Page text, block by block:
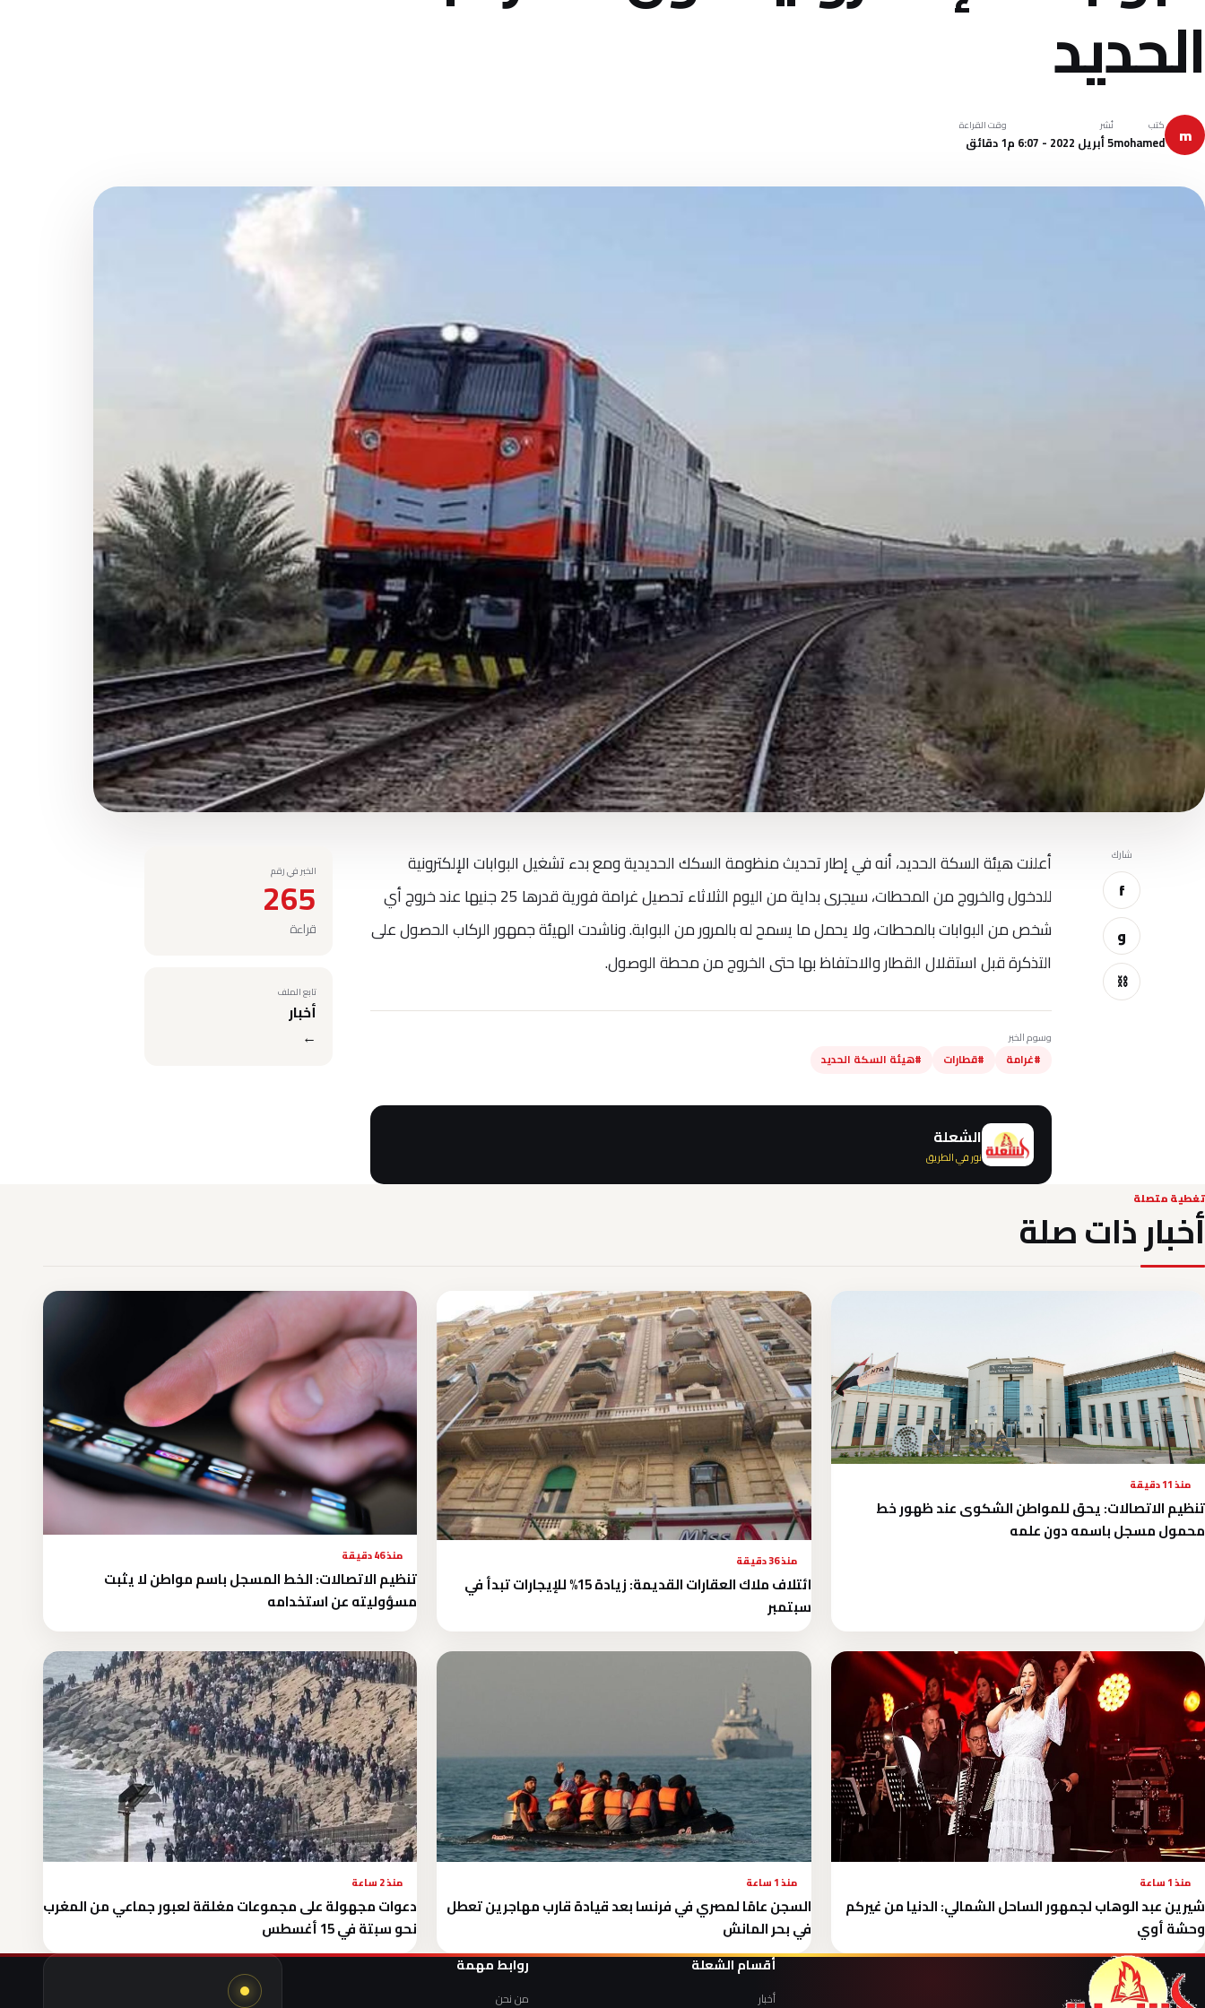
الحديد
m كتب
mohamed
نُشر
5 أبريل 2022 - 6:07 م
وقت القراءة
1 دقائق
شارك
f
و
⛓
أعلنت هيئة السكة الحديد، أنه في إطار تحديث منظومة السكك الحديدية ومع بدء تشغيل البوابات الإلكترونية
للدخول والخروج من المحطات، سيجرى بداية من اليوم الثلاثاء تحصيل غرامة فورية قدرها 25 جنيها عند خروج أي
شخص من البوابات بالمحطات، ولا يحمل ما يسمح له بالمرور من البوابة. وناشدت الهيئة جمهور الركاب الحصول على
التذكرة قبل استقلال القطار والاحتفاظ بها حتى الخروج من محطة الوصول.
وسوم الخبر
#غرامة #قطارات #هيئة السكة الحديد
الشعلة
نور في الطريق
الخبر في رقم
265
قراءة
تابع الملف
أخبار
←
تغطية متصلة
أخبار ذات صلة
منذ 11 دقيقة
تنظيم الاتصالات: يحق للمواطن الشكوى عند ظهور خط
محمول مسجل باسمه دون علمه
منذ 36 دقيقة
ائتلاف ملاك العقارات القديمة: زيادة 15% للإيجارات تبدأ في
سبتمبر
منذ 46 دقيقة
تنظيم الاتصالات: الخط المسجل باسم مواطن لا يثبت
مسؤوليته عن استخدامه
منذ 1 ساعة
شيرين عبد الوهاب لجمهور الساحل الشمالي: الدنيا من غيركم
وحشة أوي
منذ 1 ساعة
السجن عامًا لمصري في فرنسا بعد قيادة قارب مهاجرين تعطل
في بحر المانش
منذ 2 ساعة
دعوات مجهولة على مجموعات مغلقة لعبور جماعي من المغرب
نحو سبتة في 15 أغسطس
أقسام الشعلة
أخبار
روابط مهمة
من نحن